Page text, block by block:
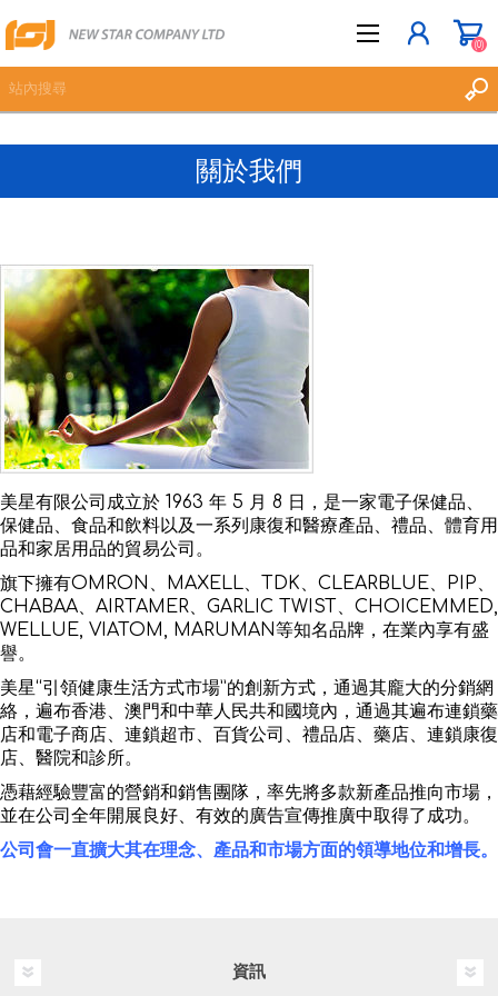
(0)
關於我們
美星有限公司成立於 1963 年 5 月 8 日，是一家電子保健品、
保健品、食品和飲料以及一系列康復和醫療產品、禮品、體育用
品和家居用品的貿易公司。
旗下擁有OMRON、MAXELL、TDK、CLEARBLUE、PIP、
CHABAA、AIRTAMER、GARLIC TWIST、CHOICEMMED,
WELLUE, VIATOM, MARUMAN等知名品牌，在業內享有盛
譽。
美星“引領健康生活方式市場”的創新方式，通過其龐大的分銷網
絡，遍布香港、澳門和中華人民共和國境內，通過其遍布連鎖藥
店和電子商店、連鎖超市、百貨公司、禮品店、藥店、連鎖康復
店、醫院和診所。
憑藉經驗豐富的營銷和銷售團隊，率先將多款新產品推向市場，
並在公司全年開展良好、有效的廣告宣傳推廣中取得了成功。
公司會一直擴大其在理念、產品和市場方面的領導地位和增長。
資訊